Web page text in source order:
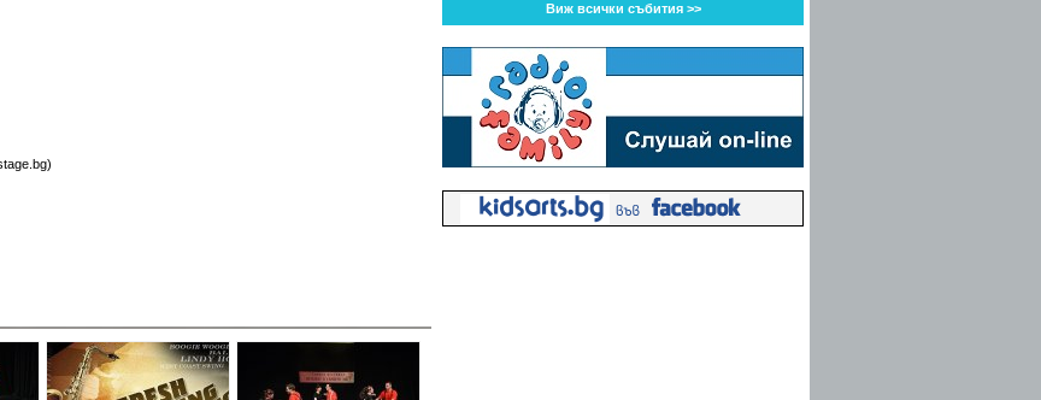
)
Виж всички събития >>